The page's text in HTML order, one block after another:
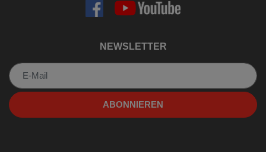
NEWSLETTER
Newsletter
ABONNIEREN